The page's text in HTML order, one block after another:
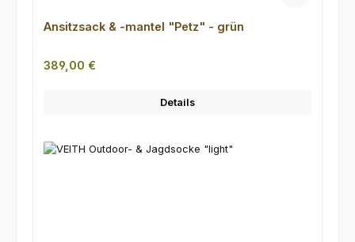
Ansitzsack & -mantel "Petz" - grün
Regulärer Preis:
389,00 €
Details